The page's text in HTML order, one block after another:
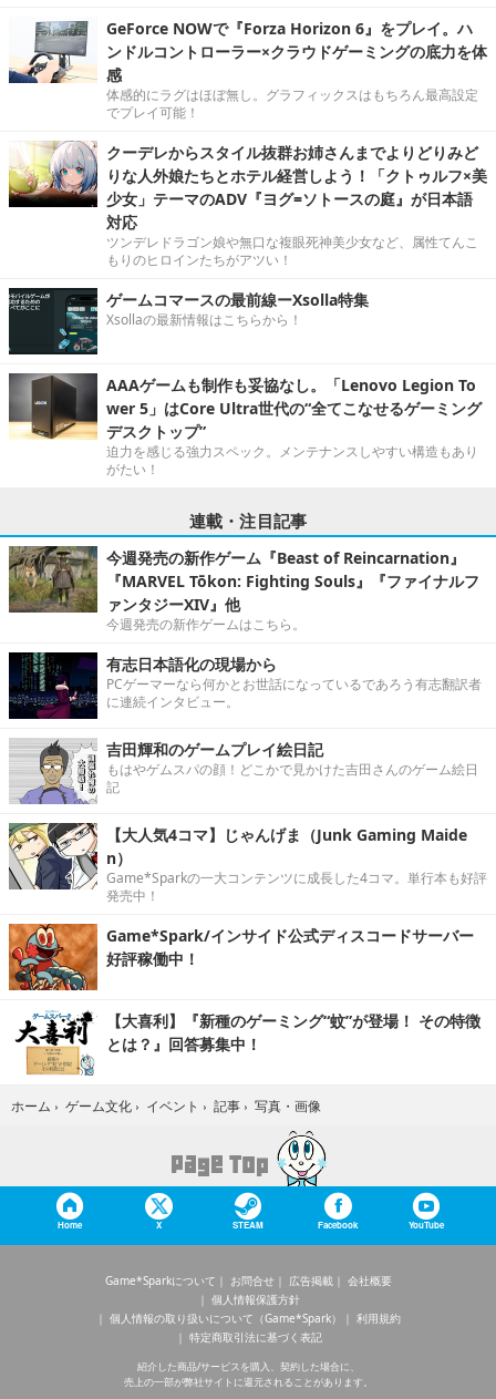
GeForce NOWで『Forza Horizon 6』をプレイ。ハ
ンドルコントローラー×クラウドゲーミングの底力を体
感
体感的にラグはほぼ無し。グラフィックスはもちろん最高設定
でプレイ可能！
クーデレからスタイル抜群お姉さんまでよりどりみど
りな人外娘たちとホテル経営しよう！「クトゥルフ×美
少女」テーマのADV『ヨグ=ソトースの庭』が日本語
対応
ツンデレドラゴン娘や無口な複眼死神美少女など、属性てんこ
もりのヒロインたちがアツい！
ゲームコマースの最前線ーXsolla特集
Xsollaの最新情報はこちらから！
AAAゲームも制作も妥協なし。「Lenovo Legion To
wer 5」はCore Ultra世代の“全てこなせるゲーミング
デスクトップ”
迫力を感じる強力スペック。メンテナンスしやすい構造もあり
がたい！
連載・注目記事
今週発売の新作ゲーム『Beast of Reincarnation』
『MARVEL Tōkon: Fighting Souls』『ファイナルフ
ァンタジーXIV』他
今週発売の新作ゲームはこちら。
有志日本語化の現場から
PCゲーマーなら何かとお世話になっているであろう有志翻訳者
に連続インタビュー。
吉田輝和のゲームプレイ絵日記
もはやゲムスパの顔！どこかで見かけた吉田さんのゲーム絵日
記
【大人気4コマ】じゃんげま（Junk Gaming Maide
n）
Game*Sparkの一大コンテンツに成長した4コマ。単行本も好評
発売中！
Game*Spark/インサイド公式ディスコードサーバー
好評稼働中！
【大喜利】『新種のゲーミング“蚊”が登場！ その特徴
とは？』回答募集中！
ホーム › ゲーム文化 › イベント › 記事 › 写真・画像
Home X STEAM Facebook YouTube
Game*Sparkについて お問合せ 広告掲載
会社概要
個人情報保護方針
個人情報の取り扱いについて（Game*Spark）
利用規約
特定商取引法に基づく表記
紹介した商品/サービスを購入、契約した場合に、
売上の一部が弊社サイトに還元されることがあります。